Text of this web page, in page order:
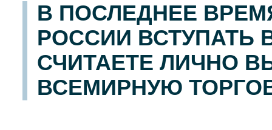
В ПОСЛЕДНЕЕ
РОССИИ ВСТУПАТЬ
СЧИТАЕТЕ ЛИЧНО
ВСЕМИРНУЮ